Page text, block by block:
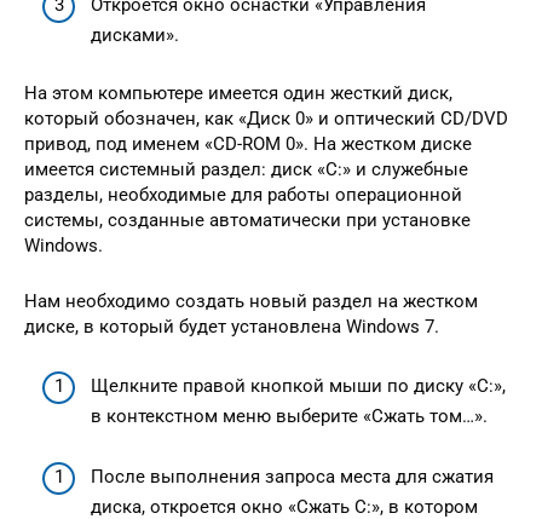
Откроется окно оснастки «Управления
дисками».
На этом компьютере имеется один жесткий диск,
который обозначен, как «Диск 0» и оптический CD/DVD
привод, под именем «CD-ROM 0». На жестком диске
имеется системный раздел: диск «C:» и служебные
разделы, необходимые для работы операционной
системы, созданные автоматически при установке
Windows.
Нам необходимо создать новый раздел на жестком
диске, в который будет установлена Windows 7.
Щелкните правой кнопкой мыши по диску «C:»,
в контекстном меню выберите «Сжать том…».
После выполнения запроса места для сжатия
диска, откроется окно «Сжать C:», в котором